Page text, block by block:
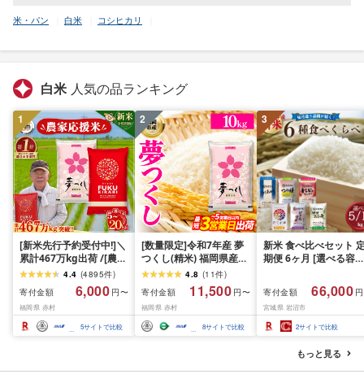
米・パン 白米 コシヒカリ
白米 人気の品ランキング
1
[新米先行予約受付中!]＼
累計467万kg出荷 /[農家
応援米]訳あり 令和7年産
令和8年産ふくきらり 夢
つくし 5kg 10kg 15kg
20kg [選べる品種・内容
量・出荷時期]複数原料
米 白米 精米 国産 限定
グ
4.4 (4895件)
寄付金額
6,000 円〜
福岡県 赤村
5サイトで比較
2
[数量限定]令和7年産 夢
つくし(精米) 福岡県産ブ
ランド米 10kg (品
番:3X11R7)
4.8 (11件)
寄付金額
11,500 円〜
福岡県 赤村
8サイトで比較
3
新米 食べ比べセット
期便 6ヶ月 [選べる容
ん つきあかり つや姫
じのきらめき だて正夢
ひとめぼれ ササニシキ
セット 銘柄米 味比べ
リエーション お楽しみ
食味 毎日の食卓 毎月
わる 色々試せる 志賀
米 岩沼産米
寄付金額 66,000
宮城県 岩沼市
2サイトで比較
もっと見る